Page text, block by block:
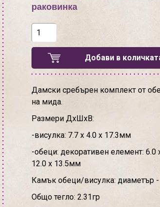
раковинка
Добави в
Дамски сребърен комплект от
на мида.
Размери ДхШхВ:
-висулка: 7.7 х 4.0 х 17.3мм
-обеци: декоративен елемент:
12.0 х 13.5мм
Камък обеци/висулка: диаметър
Общо тегло: 2.31гр